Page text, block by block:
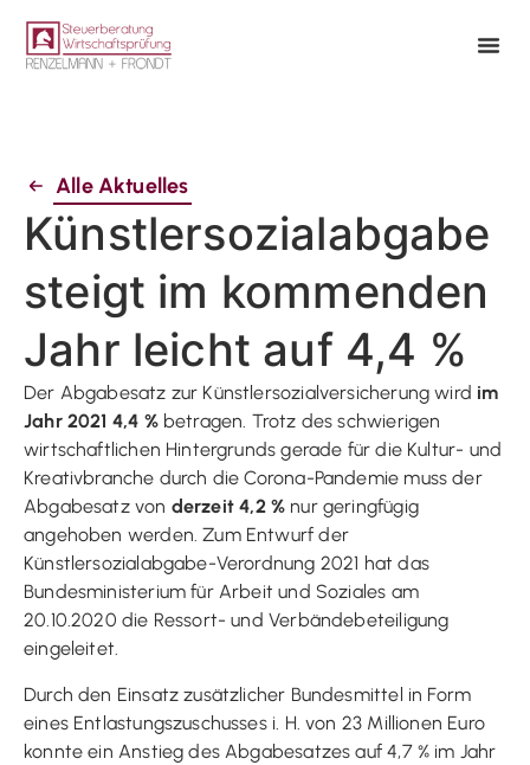
Alle Aktuelles
Künstlersozialabgabe
steigt im kommenden
Jahr leicht auf 4,4 %
Der Abgabesatz zur Künstlersozialversicherung wird im
Jahr 2021 4,4 %betragen. Trotz des schwierigen
wirtschaftlichen Hintergrunds gerade für die Kultur- und
Kreativbranche durch die Corona-Pandemie muss der
Abgabesatz von derzeit 4,2 % nur geringfügig
angehoben werden. Zum Entwurf der
Künstlersozialabgabe-Verordnung 2021 hat das
Bundesministerium für Arbeit und Soziales am
20.10.2020 die Ressort- und Verbändebeteiligung
eingeleitet.
Durch den Einsatz zusätzlicher Bundesmittel in Form
eines Entlastungszuschusses i. H. von 23 Millionen Euro
konnte ein Anstieg des Abgabesatzes auf 4,7 % im Jahr